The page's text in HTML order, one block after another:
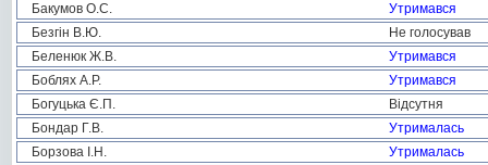
Бакумов О.С.
Утримався
Безгін В.Ю.
Не голосував
Беленюк Ж.В.
Утримався
Боблях А.Р.
Утримався
Богуцька Є.П.
Відсутня
Бондар Г.В.
Утрималась
Борзова І.Н.
Утрималась